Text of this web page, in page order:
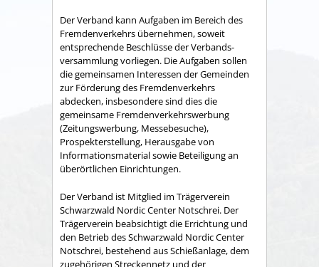
Der Verband kann Aufgaben im Bereich des
Fremdenverkehrs übernehmen, soweit
entsprechende Beschlüsse der Verbands­
versammlung vorliegen. Die Aufgaben sollen
die gemeinsamen Interessen der Gemeinden
zur Förderung des Fremdenverkehrs
abdecken, insbesondere sind dies die
gemeinsame Fremden­verkehrswerbung
(Zeitungswerbung, Messebesuche),
Prospekter­stellung, Herausgabe von
Informationsmaterial sowie Betei­ligung an
überörtlichen Einrichtungen.
Der Verband ist Mitglied im Trägerverein
Schwarzwald Nordic Center Notschrei. Der
Trägerverein beabsichtigt die Errichtung und
den Betrieb des Schwarzwald Nordic Center
Notschrei, bestehend aus Schießanlage, dem
zugehörigen Streckennetz und der